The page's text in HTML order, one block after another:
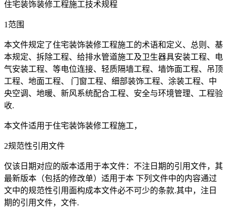
住宅装饰装修工程施工技术规程
1范围
本文件规定了住宅装饰装修工程施工的术语和定义、总则、基
本规定、拆除工程、给排水管道施工及卫生器具安装工程、电
气安装工程、等电位连接、轻质隔墙工程、墙饰面工程、吊顶
工程、地面工程、 门窗工程、细部装饰工程、涂装工程、中
央空调、地暖、新风系统配合工程、安全与环境管理、工程验
收.
本文件适用于住宅装饰装修工程施工，
2规范性引用文件
仅该日期对应的版本适用于本文件：不注日期的引用文件，其
最新版本（包括的修改单）适用于本 下列文件中的内容通过
文中的规范性引用面构成本文件必不可少的条款.其中，注日
期的引用文件，文件.